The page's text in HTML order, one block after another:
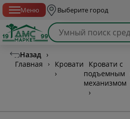
Меню Выберите город
Назад ›
Главная
›
Кровати
›
Кровати с
подъемным
механизмом
›